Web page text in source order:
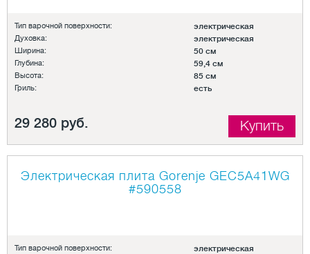
Тип варочной поверхности: электрическая
Духовка: электрическая
Ширина: 50 см
Глубина: 59,4 см
Высота: 85 см
Гриль: есть
29 280 руб. Купить
Электрическая плита Gorenje GEC5A41WG
#590558
Тип варочной поверхности: электрическая